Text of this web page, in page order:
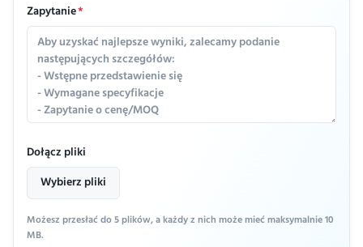
Zapytanie*
Dołącz pliki
Wybierz pliki
Możesz przesłać do 5 plików, a każdy z nich może mieć maksymalnie 10
MB.